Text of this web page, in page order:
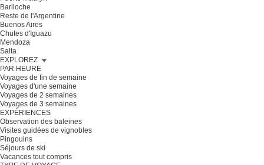
Bariloche
Reste de l'Argentine
Buenos Aires
Chutes d'Iguazu
Mendoza
Salta
EXPLOREZ
PAR HEURE
Voyages de fin de semaine
Voyages d'une semaine
Voyages de 2 semaines
Voyages de 3 semaines
EXPÉRIENCES
Observation des baleines
Visites guidées de vignobles
Pingouins
Séjours de ski
Vacances tout compris